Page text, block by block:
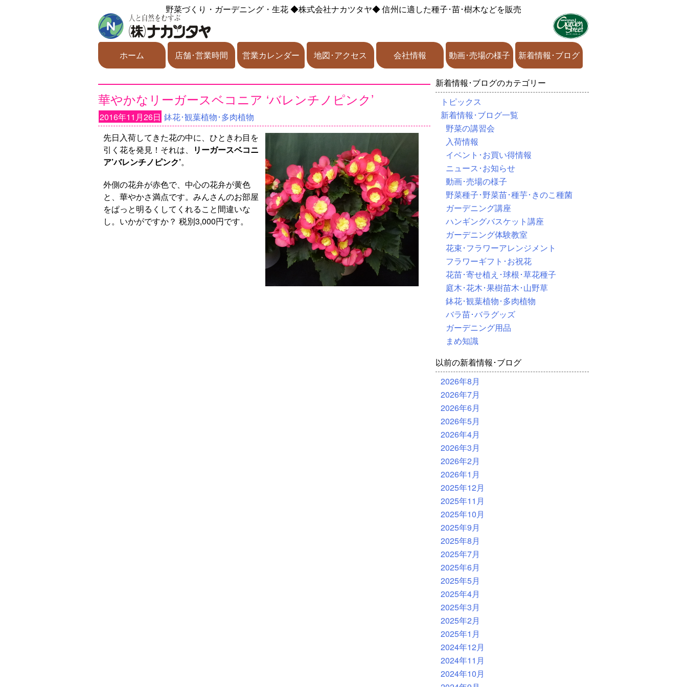
野菜づくり・ガーデニング・生花◆株式会社ナカツタヤ◆信州に適した種子･苗･樹木などを販売
ホーム 店舗･営業時間 営業カレンダー 地図･アクセス 会社情報 動画･売場の様子 新着情報･ブログ
華やかなリーガースベコニア ‘バレンチノピンク’
2016年11月26日 鉢花･観葉植物･多肉植物
先日入荷してきた花の中に、ひときわ目を
引く花を発見！それは、
リーガースベコニ
ア’バレンチノピンク’。
外側の花弁が赤色で、中心の花弁が黄色
と、華やかさ満点です。みんさんのお部屋
をぱっと明るくしてくれること間違いな
し。いかがですか？ 税別3,000円です。
新着情報･ブログのカテゴリー
トピックス
新着情報･ブログ一覧
野菜の講習会
入荷情報
イベント･お買い得情報
ニュース･お知らせ
動画･売場の様子
野菜種子･野菜苗･種芋･きのこ種菌
ガーデニング講座
ハンギングバスケット講座
ガーデニング体験教室
花束･フラワーアレンジメント
フラワーギフト･お祝花
花苗･寄せ植え･球根･草花種子
庭木･花木･果樹苗木･山野草
鉢花･観葉植物･多肉植物
バラ苗･バラグッズ
ガーデニング用品
まめ知識
以前の新着情報･ブログ
2026年8月
2026年7月
2026年6月
2026年5月
2026年4月
2026年3月
2026年2月
2026年1月
2025年12月
2025年11月
2025年10月
2025年9月
2025年8月
2025年7月
2025年6月
2025年5月
2025年4月
2025年3月
2025年2月
2025年1月
2024年12月
2024年11月
2024年10月